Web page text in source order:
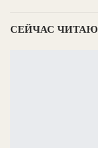
СЕЙЧАС